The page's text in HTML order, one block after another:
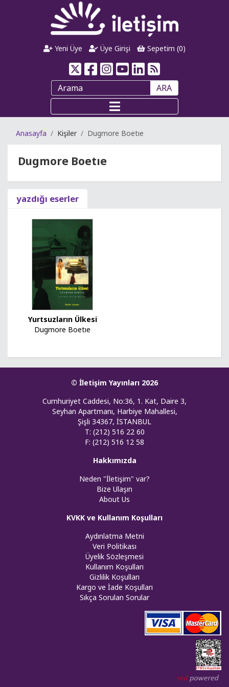
Yeni Üye Üye Girişi Sepetim (0)
ARA
Anasayfa Kişiler Dugmore Boetıe
Dugmore Boetıe
yazdığı eserler
Yurtsuzların Ülkesi
Dugmore Boetıe
© İletişim Yayınları 2026
Cumhuriyet Caddesi, No:36, 1. Kat, Daire 3,
Seyhan Apartmanı, Harbiye Mahallesi,
Şişli 34367, İSTANBUL
T: (212) 516 22 60
F: (212) 516 12 58
Hakkımızda
Neden "İletişim" var?
Bize Ulaşın
About Us
KVKK ve Kullanım Koşulları
Aydınlatma Metni
Veri Politikası
Üyelik Sözleşmesi
Kullanım Koşulları
Gizlilik Koşulları
Kargo ve İade Koşulları
Sıkça Sorulan Sorular
Web